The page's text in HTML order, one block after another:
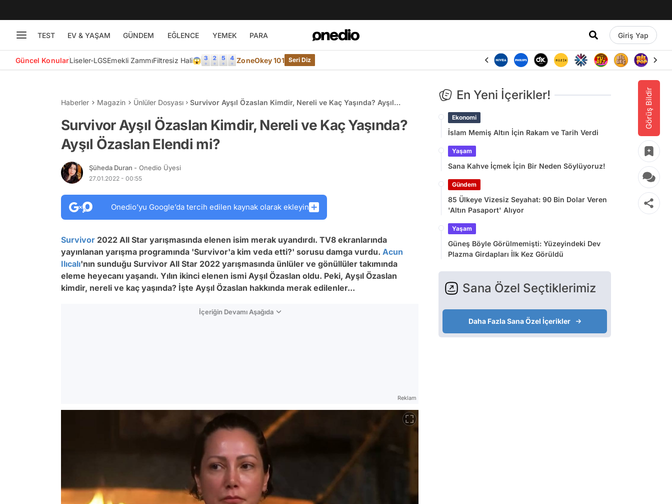
TEST EV & YAŞAM GÜNDEM EĞLENCE YEMEK PARA Giriş Yap
Güncel KonularLiseler-LGSEmekli ZammıFiltresiz Hali😱 ZoneOkey 101 Seri Diz
Görüş Bildir
Haberler Magazin Ünlüler Dosyası
Survivor Ayşıl Özaslan Kimdir, Nereli ve Kaç Yaşında? Ayşıl
Survivor Ayşıl Özaslan Kimdir, Nereli ve Kaç Yaşında?
Ayşıl Özaslan Elendi mi?
Şüheda Duran - Onedio Üyesi
27.01.2022 - 00:55
Onedio’yu Google’da tercih edilen kaynak olarak ekleyin
Survivor 2022 All Star yarışmasında elenen isim merak uyandırdı. TV8 ekranlarında
yayınlanan yarışma programında 'Survivor'a kim veda etti?' sorusu damga vurdu. Acun
Ilıcalı'nın sunduğu Survivor All Star 2022 yarışmasında ünlüler ve gönüllüler takımında
eleme heyecanı yaşandı. Yılın ikinci elenen ismi Ayşıl Özaslan oldu. Peki, Ayşıl Özaslan
kimdir, nereli ve kaç yaşında? İşte Ayşıl Özaslan hakkında merak edilenler...
İçeriğin Devamı Aşağıda
Reklam
En Yeni İçerikler!
Ekonomi
İslam Memiş Altın İçin Rakam ve Tarih Verdi
Yaşam
Sana Kahve İçmek İçin Bir Neden Söylüyoruz!
Gündem
85 Ülkeye Vizesiz Seyahat: 90 Bin Dolar Veren
'Altın Pasaport' Alıyor
Yaşam
Güneş Böyle Görülmemişti: Yüzeyindeki Dev
Plazma Girdapları İlk Kez Görüldü
Sana Özel Seçtiklerimiz
Daha Fazla Sana Özel İçerikler